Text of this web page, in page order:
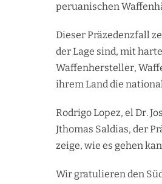
peruanischen
Dieser Präzedenzfall
der Lage sind, mit
Waffenhersteller,
ihrem Land die
Rodrigo Lopez, el Dr.
Jthomas Saldias, der
zeige, wie es gehen
Wir gratulieren den